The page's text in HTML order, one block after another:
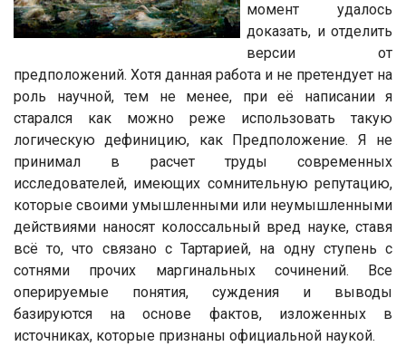
момент удалось
доказать, и отделить
версии от
предположений. Хотя данная работа и не претендует на
роль научной, тем не менее, при её написании я
старался как можно реже использовать такую
логическую дефиницию, как Предположение. Я не
принимал в расчет труды современных
исследователей, имеющих сомнительную репутацию,
которые своими умышленными или неумышленными
действиями наносят колоссальный вред науке, ставя
всё то, что связано с Тартарией, на одну ступень с
сотнями прочих маргинальных сочинений. Все
оперируемые понятия, суждения и выводы
базируются на основе фактов, изложенных в
источниках, которые признаны официальной наукой.